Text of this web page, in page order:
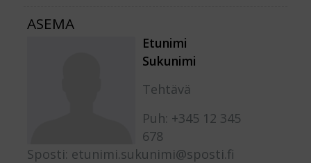
ASEMA
Etunimi
Sukunimi
Tehtävä
Puh: +345 12 345
678
Sposti: etunimi.sukunimi@sposti.fi